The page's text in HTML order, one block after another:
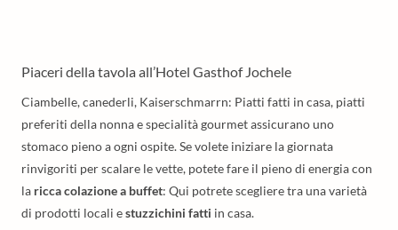
Piaceri della tavola all’Hotel Gasthof Jochele
Ciambelle, canederli, Kaiserschmarrn: Piatti fatti in casa, piatti
preferiti della nonna e specialità gourmet assicurano uno
stomaco pieno a ogni ospite. Se volete iniziare la giornata
rinvigoriti per scalare le vette, potete fare il pieno di energia con
la ricca colazione a buffet: Qui potrete scegliere tra una varietà
di prodotti locali estuzzichini fatti in casa.